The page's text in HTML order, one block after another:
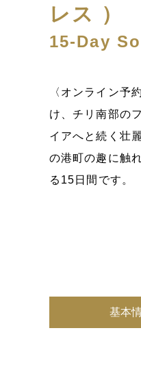
レス ）
15-Day
〈オンライン予
け、チリ南部の
イアへと続く壮
の港町の趣に触
る15日間です。
基本